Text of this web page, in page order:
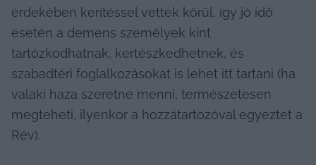
érdekében kerítéssel vettek körül, így jó idő
esetén a demens személyek kint
tartózkodhatnak, kertészkedhetnek, és
szabadtéri foglalkozásokat is lehet itt tartani (ha
valaki haza szeretne menni, természetesen
megteheti, ilyenkor a hozzátartozóval egyeztet a
Rév).